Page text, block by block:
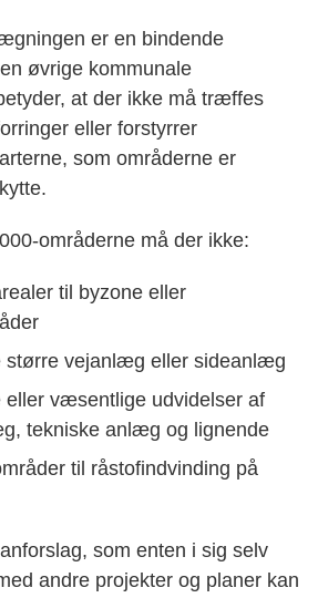
er en bindende
øvrige kommunale
at der ikke må træffes
eller forstyrrer
som områderne er
områderne må der ikke:
til byzone eller
større vejanlæg eller sideanlæg
væsentlige udvidelser af
tekniske anlæg og lignende
til råstofindvinding på
som enten i sig selv
andre projekter og planer kan